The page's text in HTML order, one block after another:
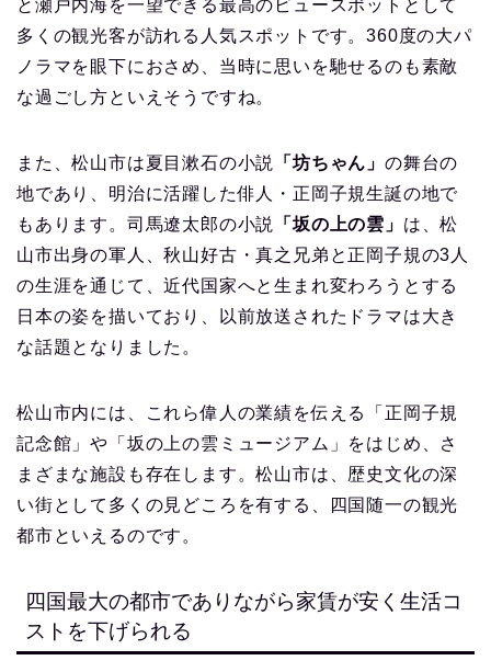
と瀬戸内海を一望できる最高のビュースポットとして
多くの観光客が訪れる人気スポットです。360度の大パ
ノラマを眼下におさめ、当時に思いを馳せるのも素敵
な過ごし方といえそうですね。
また、松山市は夏目漱石の小説 「坊ちゃん」の舞台の
地であり、明治に活躍した俳人・正岡子規生誕の地で
もあります。司馬遼太郎の小説 「坂の上の雲」 は、松
山市出身の軍人、秋山好古・真之兄弟と正岡子規の3人
の生涯を通じて、近代国家へと生まれ変わろうとする
日本の姿を描いており、以前放送されたドラマは大き
な話題となりました。
松山市内には、これら偉人の業績を伝える「正岡子規
記念館」や「坂の上の雲ミュージアム」をはじめ、さ
まざまな施設も存在します。松山市は、歴史文化の深
い街として多くの見どころを有する、四国随一の観光
都市といえるのです。
四国最大の都市でありながら家賃が安く生活コ
ストを下げられる